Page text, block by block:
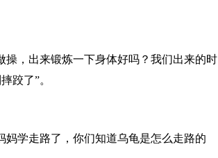
操，出来锻炼一下身体好吗？我们出来的时
跤了”。
妈学走路了，你们知道乌龟是怎么走路的